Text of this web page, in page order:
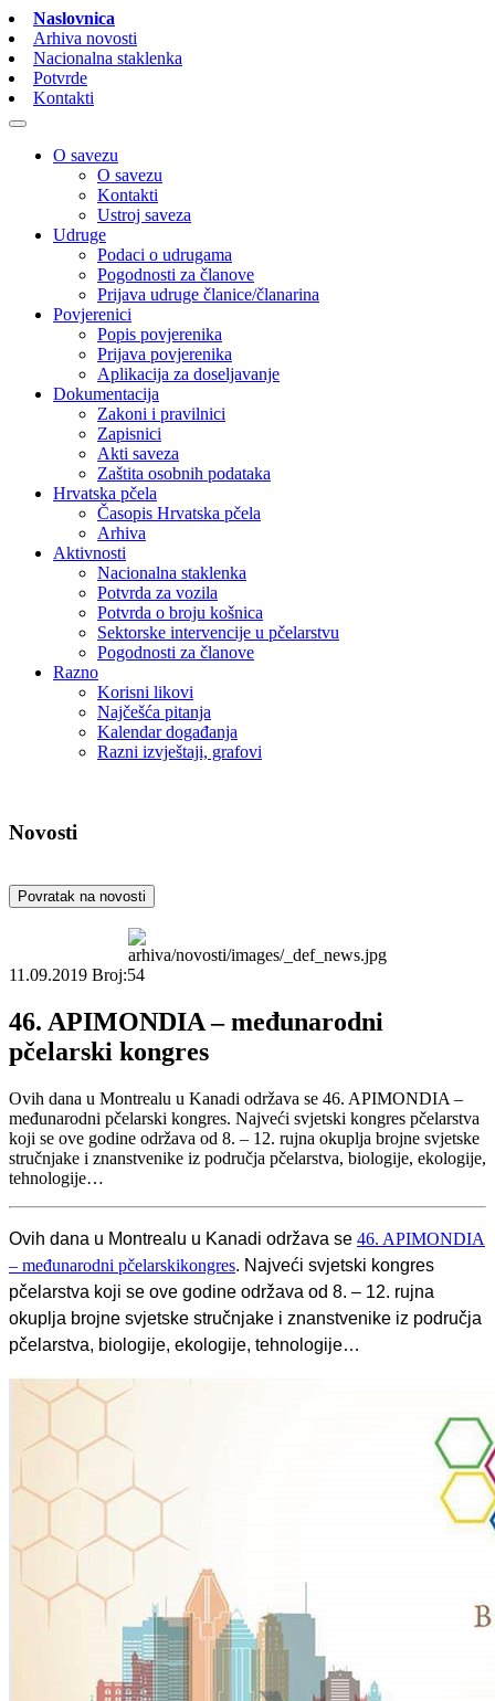
Naslovnica
Arhiva novosti
Nacionalna staklenka
Potvrde
Kontakti
O savezu
O savezu
Kontakti
Ustroj saveza
Udruge
Podaci o udrugama
Pogodnosti za članove
Prijava udruge članice/članarina
Povjerenici
Popis povjerenika
Prijava povjerenika
Aplikacija za doseljavanje
Dokumentacija
Zakoni i pravilnici
Zapisnici
Akti saveza
Zaštita osobnih podataka
Hrvatska pčela
Časopis Hrvatska pčela
Arhiva
Aktivnosti
Nacionalna staklenka
Potvrda za vozila
Potvrda o broju košnica
Sektorske intervencije u pčelarstvu
Pogodnosti za članove
Razno
Korisni likovi
Najčešća pitanja
Kalendar događanja
Razni izvještaji, grafovi
Novosti
Povratak na novosti
11.09.2019 Broj:54
46. APIMONDIA – međunarodni
pčelarski kongres
Ovih dana u Montrealu u Kanadi održava se 46. APIMONDIA –
međunarodni pčelarski kongres. Najveći svjetski kongres pčelarstva
koji se ove godine održava od 8. – 12. rujna okuplja brojne svjetske
stručnjake i znanstvenike iz područja pčelarstva, biologije, ekologije,
tehnologije…
Ovih dana u Montrealu u Kanadi održava se 46. APIMONDIA
– međunarodni pčelarskikongres. Najveći svjetski kongres
pčelarstva koji se ove godine održava od 8. – 12. rujna
okuplja brojne svjetske stručnjake i znanstvenike iz područja
pčelarstva, biologije, ekologije, tehnologije…